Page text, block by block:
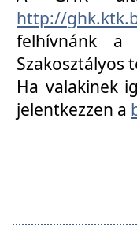
http://
felhívnánk a
Szakosztályos
Ha valakinek
jelentkezzen a